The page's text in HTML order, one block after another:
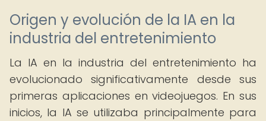
Origen y evolución de la IA en la
industria del entretenimiento
La IA en la industria del entretenimiento ha
evolucionado significativamente desde sus
primeras aplicaciones en videojuegos. En sus
inicios, la IA se utilizaba principalmente para